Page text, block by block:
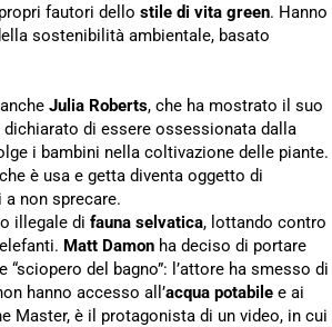
fautori dello stile di vita green. Hanno
sostenibilità ambientale, basato
Julia Roberts, che ha mostrato il suo
di essere ossessionata dalla
i bambini nella coltivazione delle piante.
è usa e getta diventa oggetto di
non sprecare.
illegale di fauna selvatica, lottando contro
Matt Damon ha deciso di portare
del bagno”: l’attore ha smesso di
hanno accesso all’acqua potabile e ai
Master, è il protagonista di un video, in cui